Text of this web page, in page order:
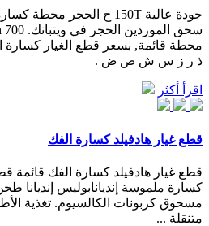
محطة قائمة, بسعر قطع الغيار
ذ ر ز س ش ص ض .
اقرأ أكثر
قطع غيار هادفيلد كسارة الفك
قطع غيار هادفيلد كسارة الفك قائمة
مسحوق كربونات الكالسيوم. تغذية
متنقلة ...